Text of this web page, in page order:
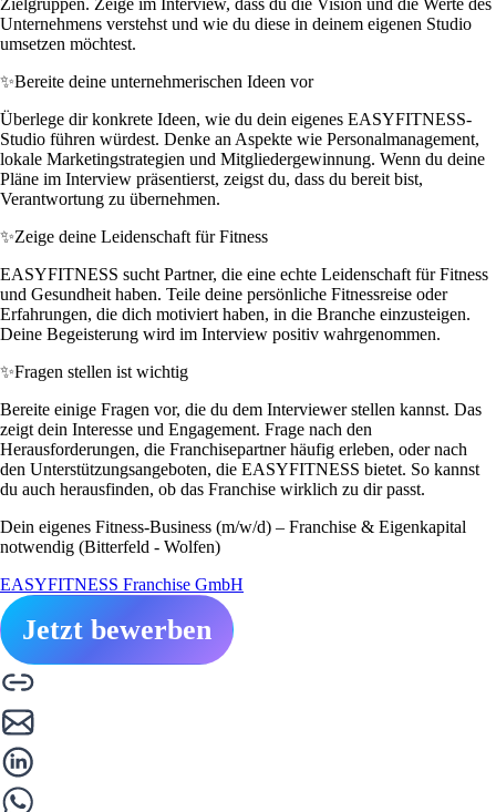
Unternehmens verstehst und wie du diese in deinem eigenen Studio
umsetzen möchtest.
✨Bereite deine unternehmerischen Ideen vor
Überlege dir konkrete Ideen, wie du dein eigenes EASYFITNESS-
Studio führen würdest. Denke an Aspekte wie Personalmanagement,
lokale Marketingstrategien und Mitgliedergewinnung. Wenn du deine
Pläne im Interview präsentierst, zeigst du, dass du bereit bist,
Verantwortung zu übernehmen.
✨Zeige deine Leidenschaft für Fitness
EASYFITNESS sucht Partner, die eine echte Leidenschaft für Fitness
und Gesundheit haben. Teile deine persönliche Fitnessreise oder
Erfahrungen, die dich motiviert haben, in die Branche einzusteigen.
Deine Begeisterung wird im Interview positiv wahrgenommen.
✨Fragen stellen ist wichtig
Bereite einige Fragen vor, die du dem Interviewer stellen kannst. Das
zeigt dein Interesse und Engagement. Frage nach den
Herausforderungen, die Franchisepartner häufig erleben, oder nach
den Unterstützungsangeboten, die EASYFITNESS bietet. So kannst
du auch herausfinden, ob das Franchise wirklich zu dir passt.
Dein eigenes Fitness-Business (m/w/d) – Franchise & Eigenkapital
notwendig (Bitterfeld - Wolfen)
EASYFITNESS Franchise GmbH
Jetzt bewerben